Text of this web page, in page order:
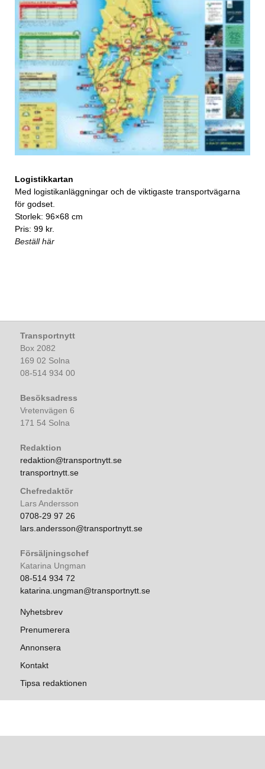
Logistikkartan
Med logistikanläggningar och de viktigaste transportvägarna
för godset.
Storlek: 96×68 cm
Pris: 99 kr.
Beställ här
Transportnytt
Box 2082
169 02 Solna
08-514 934 00
Besöksadress
Vretenvägen 6
171 54 Solna
Redaktion
redaktion@transportnytt.se
transportnytt.se
Chefredaktör
Lars Andersson
0708-29 97 26
lars.andersson@transportnytt.se
Försäljningschef
Katarina Ungman
08-514 934 72
katarina.ungman@transportnytt.se
Nyhetsbrev
Prenumerera
Annonsera
Kontakt
Tipsa redaktionen